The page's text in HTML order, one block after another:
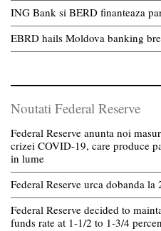
ING Bank si BERD finanteaza
EBRD hails Moldova banking
Noutati Federal Reserve
Federal Reserve anunta noi
crizei COVID-19, care produce
in lume
Federal Reserve urca dobanda la
Federal Reserve decided to
funds rate at 1-1/2 to 1-3/4